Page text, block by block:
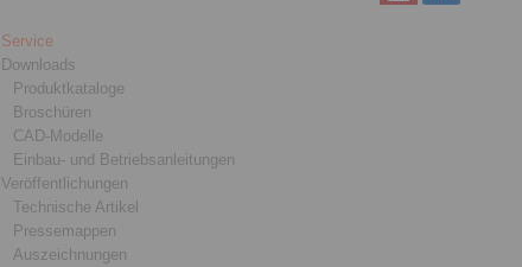
Service
Downloads
Produktkataloge
Broschüren
CAD-Modelle
Einbau- und Betriebsanleitungen
Veröffentlichungen
Technische Artikel
Pressemappen
Auszeichnungen